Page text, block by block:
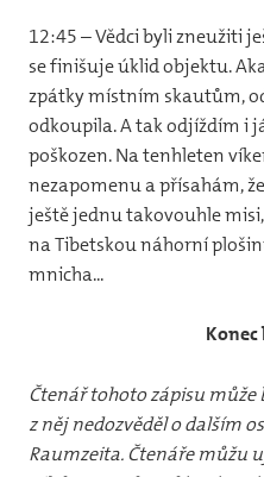
12:45 – Vědci byli zneužiti
se finišuje úklid objektu.
zpátky místním skautům,
odkoupila. A tak odjíždím i
poškozen. Na tenhleten
nezapomenu a přísahám,
ještě jednu takovouhle
na Tibetskou náhorní
mnicha...
Čtenář tohoto zápisu může
z něj nedozvěděl o dalším
Raumzeita. Čtenáře můžu